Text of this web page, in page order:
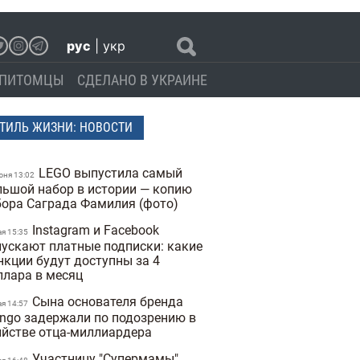
рус укр
ПИТОМЦЫ СДЕЛАНО В УКРАИНЕ
ЖИЗНИ: НОВОСТИ
13:02
LEGO выпустила самый
набор в истории — копию
Саграда Фамилия (фото)
15:35 Instagram и Facebook
платные подписки: какие
будут доступны за 4
в месяц
14:57
Сына основателя бренда
задержали по подозрению в
отца-миллиардера